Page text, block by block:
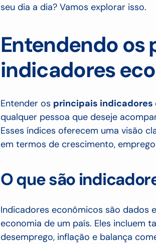
seu dia a dia? Vamos explorar isso.
Entendendo os
indicadores
Entender os principais indicadores
qualquer pessoa que deseje
Esses índices oferecem uma visão
em termos de crescimento,
O que são
Indicadores econômicos são dados
economia de um país. Eles incluem
desemprego, inflação e balança